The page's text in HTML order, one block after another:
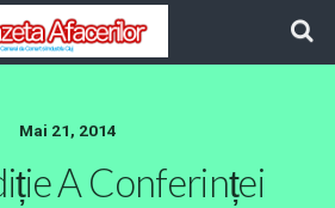
Mai 21, 2014
A Conferinței